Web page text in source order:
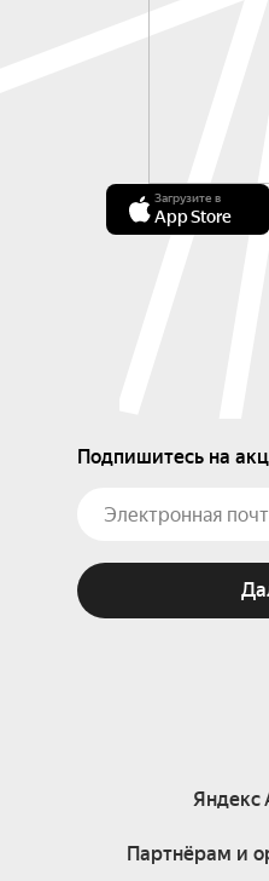
Загрузите в
App Store
Подпишитесь на
Партнёрам и